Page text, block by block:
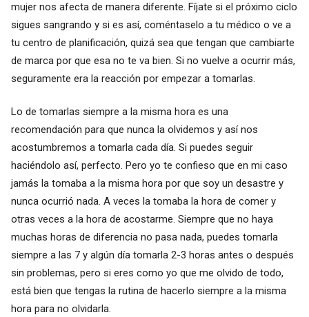
mujer nos afecta de manera diferente. Fíjate si el próximo ciclo
sigues sangrando y si es así, coméntaselo a tu médico o ve a
tu centro de planificación, quizá sea que tengan que cambiarte
de marca por que esa no te va bien. Si no vuelve a ocurrir más,
seguramente era la reacción por empezar a tomarlas.
Lo de tomarlas siempre a la misma hora es una
recomendación para que nunca la olvidemos y así nos
acostumbremos a tomarla cada día. Si puedes seguir
haciéndolo así, perfecto. Pero yo te confieso que en mi caso
jamás la tomaba a la misma hora por que soy un desastre y
nunca ocurrió nada. A veces la tomaba la hora de comer y
otras veces a la hora de acostarme. Siempre que no haya
muchas horas de diferencia no pasa nada, puedes tomarla
siempre a las 7 y algún día tomarla 2-3 horas antes o después
sin problemas, pero si eres como yo que me olvido de todo,
está bien que tengas la rutina de hacerlo siempre a la misma
hora para no olvidarla.